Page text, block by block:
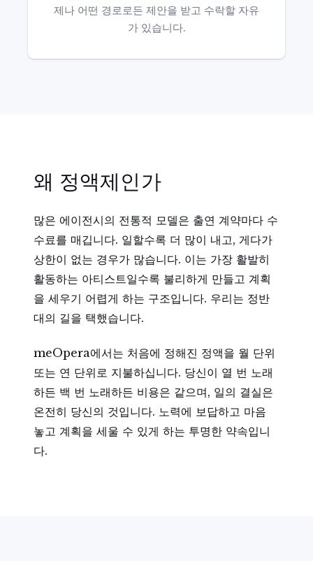
제나 어떤 경로로든 제안을 받고 수락할 자유
가 있습니다.
왜 정액제인가
많은 에이전시의 전통적 모델은 출연 계약마다 수
수료를 매깁니다. 일할수록 더 많이 내고, 게다가
상한이 없는 경우가 많습니다. 이는 가장 활발히
활동하는 아티스트일수록 불리하게 만들고 계획
을 세우기 어렵게 하는 구조입니다. 우리는 정반
대의 길을 택했습니다.
meOpera에서는 처음에 정해진 정액을 월 단위
또는 연 단위로 지불하십니다. 당신이 열 번 노래
하든 백 번 노래하든 비용은 같으며, 일의 결실은
온전히 당신의 것입니다. 노력에 보답하고 마음
놓고 계획을 세울 수 있게 하는 투명한 약속입니
다.